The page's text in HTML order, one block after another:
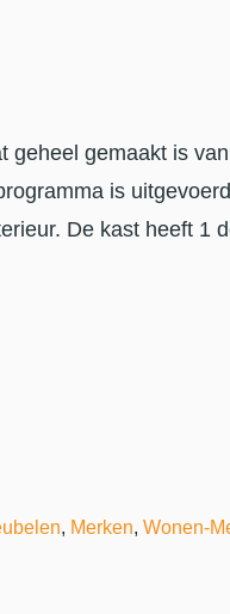
geheel gemaakt is
is
De kast heeft 1
, Merken, Wonen-